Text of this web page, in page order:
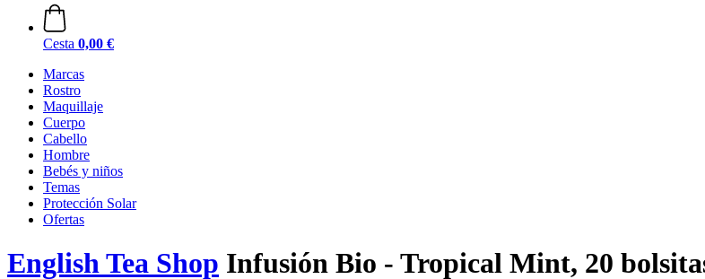
Cesta 0,00 €
Marcas
Rostro
Maquillaje
Cuerpo
Cabello
Hombre
Bebés y niños
Temas
Protección Solar
Ofertas
English Tea Shop Infusión Bio - Tropical Mint, 20